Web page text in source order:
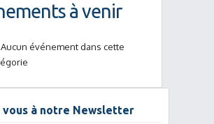
à venir
Aucun événement dans cette
vous à notre Newsletter